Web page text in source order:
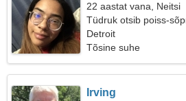
22 aastat vana, Neitsi
Tüdruk otsib poiss-
Detroit
Tõsine suhe
Irving